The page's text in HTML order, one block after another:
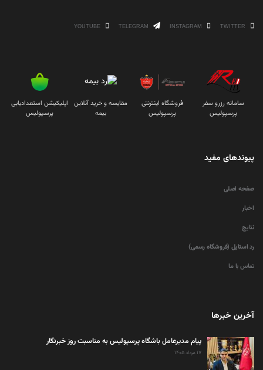
سامانه رزرو سفر
پرسپولیس
فروشگاه اینترنتی
پرسپولیس
مقایسه و خرید آنلاین
بیمه
اپلیکیشن استعدادیابی
پرسپولیس
پیوندهای مفید
صفحه اصلی
اخبار
نتایج
رد استایل (فروشگاه رسمی)
تماس با ما
آخرین خبرها
پیام مدیرعامل باشگاه پرسپولیس به مناسبت روز خبرنگار
۱۷ مرداد ۱۴۰۵